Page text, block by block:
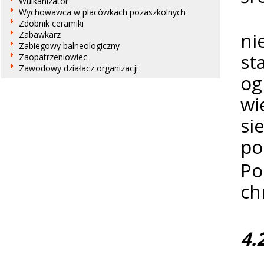
Wychowawca w placówkach pozaszkolnych
Zdobnik ceramiki
Zabawkarz
Zabiegowy balneologiczny
Zaopatrzeniowiec
Zawodowy działacz organizacji